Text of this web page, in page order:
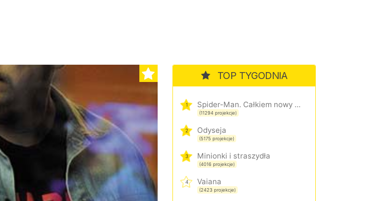
TOP TYGODNIA
1 Spider-Man. Całkiem nowy dzień
(11294 projekcje)
2 Odyseja
(5175 projekcje)
3 Minionki i straszydła
(4016 projekcje)
4 Vaiana
(2423 projekcje)